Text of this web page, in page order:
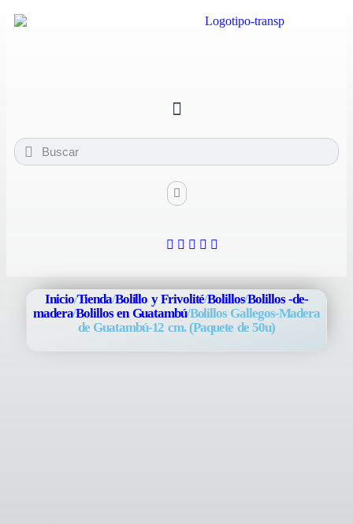
Inicio/Tienda/Bolillo y Frivolité/Bolillos/Bolillos -de-
madera/Bolillos en Guatambú/Bolillos Gallegos-Madera
de Guatambú-12 cm. (Paquete de 50u)